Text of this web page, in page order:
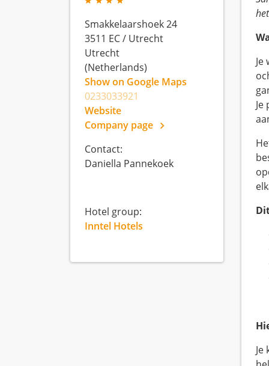
Smakkelaarshoek 24
3511 EC/ Utrecht
Utrecht
(Netherlands)
Show on Google Maps
0233033921
Website
Company page
Contact:
Daniella Pannekoek
Hotel group:
Inntel Hotels